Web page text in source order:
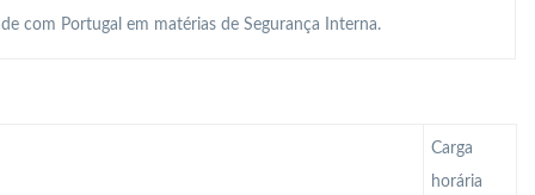
com Portugal em matérias de Segurança Interna.
Carga
horária